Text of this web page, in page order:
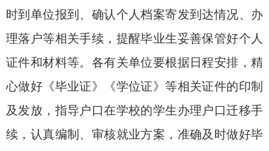
时到单位报到、确认个人档案寄发到达情况、办
理落户等相关手续，提醒毕业生妥善保管好个人
证件和材料等。各有关单位要根据日程安排，精
心做好《毕业证》《学位证》等相关证件的印制
及发放，指导户口在学校的学生办理户口迁移手
续，认真编制、审核就业方案，准确及时做好毕